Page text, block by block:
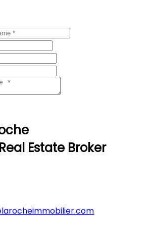
Estate Broker